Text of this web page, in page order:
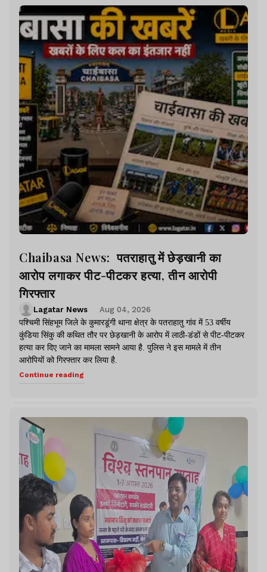
Chaibasa News: पतराहातु में छेड़खानी का
आरोप लगाकर पीट-पीटकर हत्या, तीन आरोपी
गिरफ्तार
Lagatar News
Aug 04, 2026
पश्चिमी सिंहभूम जिले के कुमारडूंगी थाना क्षेत्र के पतराहातु गांव में 53 वर्षीय
कुंडिया सिंकु की कथित तौर पर छेड़खानी के आरोप में लाठी-डंडों से पीट-पीटकर
हत्या कर दिए जाने का मामला सामने आया है. पुलिस ने इस मामले में तीन
आरोपियों को गिरफ्तार कर लिया है.
Continue reading